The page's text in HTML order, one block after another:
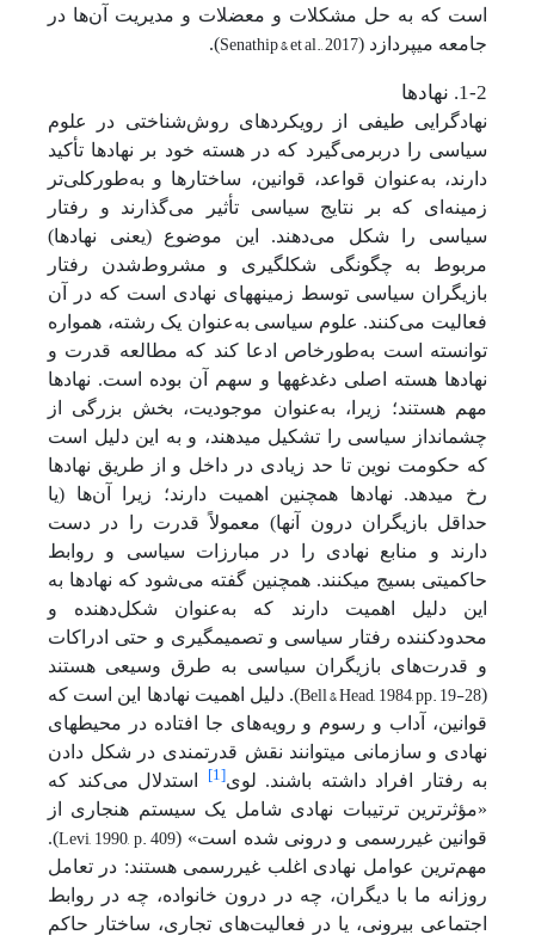
است که به حل مشکلات و معضلات و مدیریت آن‌ها در
جامعه می­پردازد (Senathip & et al., 2017
).
1-2. نهادها
نهادگرایی طیفی از رویکردهای روش‌شناختی در علوم
سیاسی را دربرمی‌گیرد که در هسته خود بر نهادها تأکید
دارند، به‌عنوان قواعد، قوانین، ساختارها و به‌طورکلی‌تر
زمینه‌ای که بر نتایج سیاسی تأثیر می‌گذارند و رفتار
سیاسی را شکل می‌دهند. این موضوع (یعنی نهادها)
مربوط به چگونگی شکل­گیری و مشروط‌شدن رفتار
بازیگران سیاسی توسط زمینه­های نهادی است که در آن
فعالیت می‌کنند. علوم سیاسی به‌عنوان یک رشته، همواره
توانسته است به‌طورخاص ادعا کند که مطالعه قدرت و
نهادها هسته اصلی دغدغه­ها و سهم آن بوده است. نهادها
مهم هستند؛ زیرا، به‌عنوان موجودیت، بخش بزرگی از
چشم­انداز سیاسی را تشکیل می­­دهند، و به این دلیل است
که حکومت نوین تا حد زیادی در داخل و از طریق نهادها
رخ می­دهد. نهادها همچنین اهمیت دارند؛ زیرا آن‌ها (یا
حداقل بازیگران درون آنها) معمولاً قدرت را در دست
دارند و منابع نهادی را در مبارزات سیاسی و روابط
حاکمیتی بسیج می­کنند. همچنین گفته می‌شود که نهادها به
این دلیل اهمیت دارند که به‌عنوان شکل‌دهنده و
محدودکننده رفتار سیاسی و تصمیم­گیری و حتی ادراکات
و قدرت‌های بازیگران سیاسی به طرق وسیعی هستند
(
Bell & Head, 1984, pp. 19-28
)
.دلیل اهمیت نهادها این است که
قوانین، آداب و رسوم و رویه‌های جا افتاده در محیط­های
نهادی و سازمانی می­توانند نقش قدرتمندی در شکل دادن
به رفتار افراد داشته باشند. لوی[1]
استدلال می‌کند که
«مؤثرترین ترتیبات نهادی شامل یک سیستم هنجاری از
قوانین غیررسمی و درونی شده است» (Levi, 1990, p. 409
).
مهم‌ترین عوامل نهادی اغلب غیررسمی هستند: در تعامل
روزانه ما با دیگران، چه در درون خانواده، چه در روابط
اجتماعی بیرونی، یا در فعالیت‌های تجاری، ساختار حاکم